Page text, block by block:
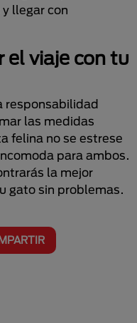
llegar con
el viaje con tu
responsabilidad
las medidas
felina no se estrese
para ambos.
la mejor
gato sin problemas.